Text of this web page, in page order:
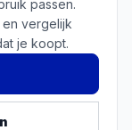
passen.
vergelijk
je koopt.